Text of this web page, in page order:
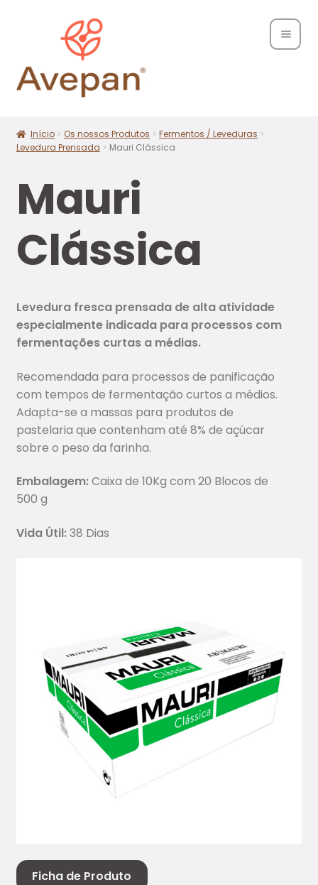
ctos
Início Os nossos Produtos
Fermentos / Leveduras
Levedura Prensada
Mauri Clássica
Mauri
Clássica
Levedura fresca prensada de alta atividade
especialmente indicada para processos com
fermentações curtas a médias.
Recomendada para processos de panificação
com tempos de fermentação curtos a médios.
Adapta-se a massas para produtos de
pastelaria que contenham até 8% de açúcar
sobre o peso da farinha.
Embalagem:Caixa de 10Kg com 20 Blocos de
500 g
Vida Útil:38 Dias
Ficha de Produto